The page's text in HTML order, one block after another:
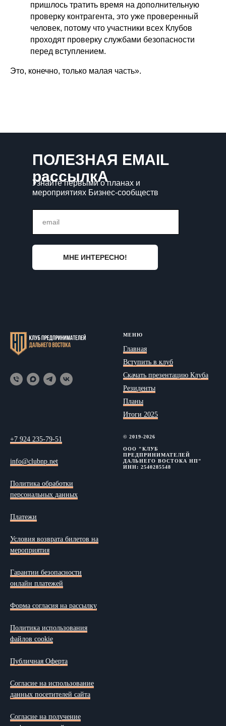
пришлось тратить время на дополнительную
проверку контрагента, это уже проверенный
человек, потому что участники всех Клубов
проходят проверку службами безопасности
перед вступлением.
Это, конечно, только малая часть».
ПОЛЕЗНАЯ EMAIL
рассылкА
Узнайте первыми о планах и
мероприятиях Бизнес-сообществ
email
МНЕ ИНТЕРЕСНО!
МЕНЮ
Главная
Вступить в клуб
Скачать презентацию Клуба
Резиденты
Планы
Итоги 2025
+7 924 235-79-51
info@clubnp.net
Политика обработки
персональных данных
Платежи
Условия возврата билетов на
мероприятия
Гарантии безопасности
онлайн платежей
Форма согласия на рассылку
Политика использования
файлов cookie
Публичная Оферта
Согласие на использование
данных посетителей сайта
Согласие на получение
© 2019-2026
ООО "КЛУБ
ПРЕДПРИНИМАТЕЛЕЙ
ДАЛЬНЕГО ВОСТОКА НП"
ИНН: 2540285548